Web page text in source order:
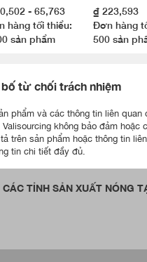
- 65,763
hàng tối thiểu:
sản phẩm
ngoài trời
₫ 223,593
Đơn hàng
500 sản
bố từ chối trách nhiệm
phẩm và các thông tin liên
không bảo đảm
trên sản phẩm hoặc thông tin
tin chi tiết đầy đủ.
CÁC TỈNH SẢN XUẤT NÓNG